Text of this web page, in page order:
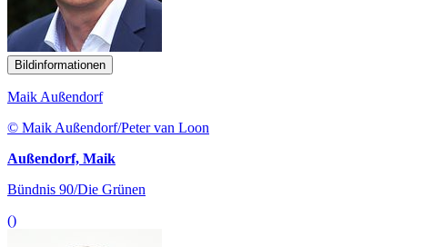
Bildinformationen
Maik Außendorf
© Maik Außendorf/Peter van Loon
Außendorf, Maik
Bündnis 90/Die Grünen
()